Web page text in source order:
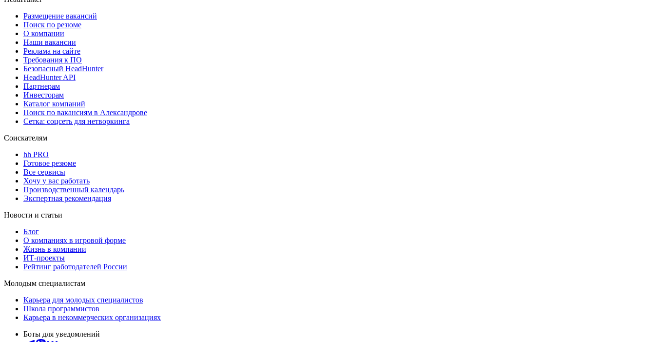
Размещение вакансий
Поиск по резюме
О компании
Наши вакансии
Реклама на сайте
Требования к ПО
Безопасный HeadHunter
HeadHunter API
Партнерам
Инвесторам
Каталог компаний
Поиск по вакансиям в Александрове
Сетка: соцсеть для нетворкинга
Соискателям
hh PRO
Готовое резюме
Все сервисы
Хочу у вас работать
Производственный календарь
Экспертная рекомендация
Новости и статьи
Блог
О компаниях в игровой форме
Жизнь в компании
ИТ-проекты
Рейтинг работодателей России
Молодым специалистам
Карьера для молодых специалистов
Школа программистов
Карьера в некоммерческих организациях
Боты для уведомлений